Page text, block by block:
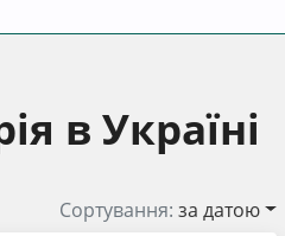
в Україні
Сортування:за датою